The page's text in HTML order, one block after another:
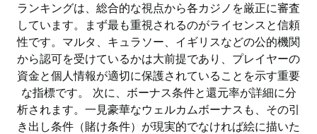
ランキングは、総合的な視点から各カジノを厳正に審査
しています。まず最も重視されるのがライセンスと信頼
性です。マルタ、キュラソー、イギリスなどの公的機関
から認可を受けているかは大前提であり、プレイヤーの
資金と個人情報が適切に保護されていることを示す重要
な指標です。 次に、ボーナス条件と還元率が詳細に分
析されます。一見豪華なウェルカムボーナスも、その引
き出し条件（賭け条件）が現実的でなければ絵に描いた